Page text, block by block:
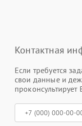
Контактная
Если требуется
свои данные и
проконсультирует